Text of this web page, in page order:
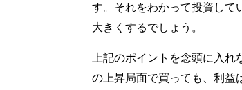
す。それをわかって投資して
大きくするでしょう。
上記のポイントを念頭に入
の上昇局面で買っても、利益